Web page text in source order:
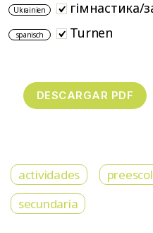
Ukrainien гімнастика/
spanisch Turnen
actividades
secundaria